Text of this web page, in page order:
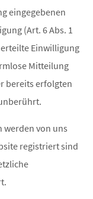
eingegebenen
(Art. 6 Abs. 1
erteilte Einwilligung
Mitteilung
bereits erfolgten
werden von uns
registriert sind